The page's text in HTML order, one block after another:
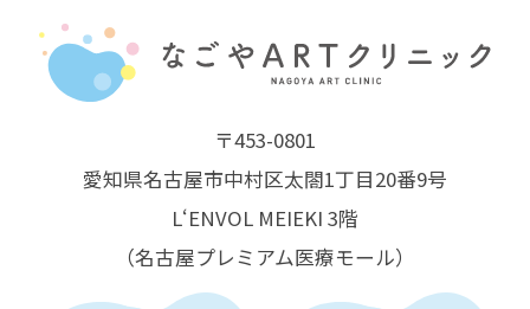
〒453-0801
愛知県名古屋市中村区太閤1丁目20番9号
L‘ENVOL MEIEKI 3階
（名古屋プレミアム医療モール）